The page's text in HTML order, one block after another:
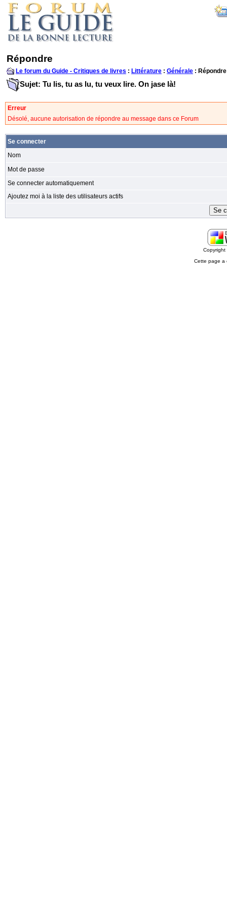
Répondre
Le forum du Guide - Critiques de livres : Littérature : Générale : Répondre
Sujet: Tu lis, tu as lu, tu veux lire. On jase là!
Erreur
Désolé, aucune autorisation de répondre au message dans ce Forum
Se connecter
Nom
Mot de passe
Se connecter automatiquement
Ajoutez moi à la liste des utilisateurs actifs
Cette page a